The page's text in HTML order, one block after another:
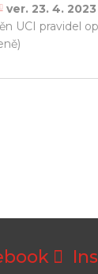
ver. 23. 4.
UCI pravidel